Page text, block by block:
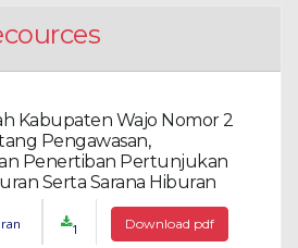
Kabupaten Wajo Nomor 2
Pengawasan,
Penertiban Pertunjukan
Serta Sarana Hiburan
Download pdf
1